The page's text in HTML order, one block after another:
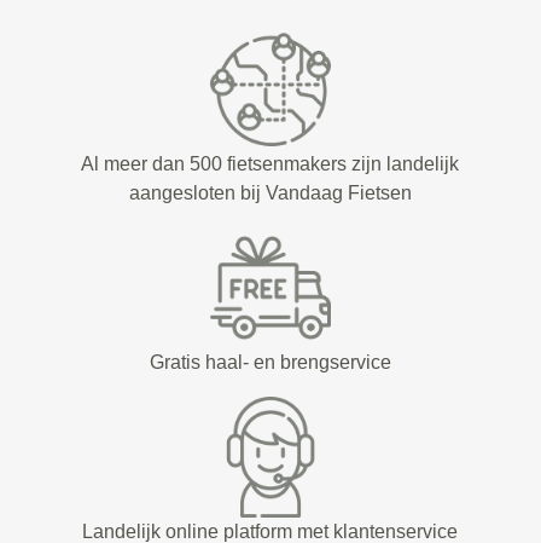
Al meer dan 500 fietsenmakers zijn landelijk
aangesloten bij Vandaag Fietsen
Gratis haal- en brengservice
Landelijk online platform met klantenservice